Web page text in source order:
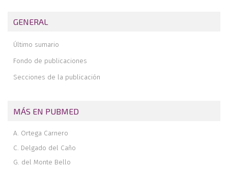
Utilidad de los registros objetivos en la adherencia al tratamiento
extremidad
Inestabilidad del extensor carpi ulnaris como causa poco
frecuente de dolor cubital de muñeca
de Casos Clínicos para Residentes de Traumatología
de Casos Clínicos de Patología Laboral para Médicos Asistenciales
GENERAL
Último sumario
Fondo de publicaciones
Secciones de la publicación
MÁS EN PUBMED
A. Ortega Carnero
C. Delgado del Caño
G. del Monte Bello